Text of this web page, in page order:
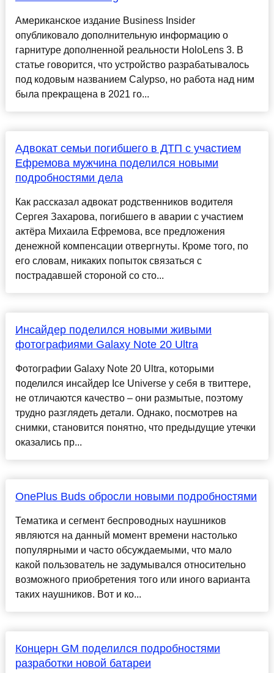
Американское издание Business Insider
опубликовало дополнительную информацию о
гарнитуре дополненной реальности HoloLens 3. В
статье говорится, что устройство разрабатывалось
под кодовым названием Calypso, но работа над ним
была прекращена в 2021 го...
Адвокат семьи погибшего в ДТП с участием
Ефремова мужчина поделился новыми
подробностями дела
Как рассказал адвокат родственников водителя
Сергея Захарова, погибшего в аварии с участием
актёра Михаила Ефремова, все предложения
денежной компенсации отвергнуты. Кроме того, по
его словам, никаких попыток связаться с
пострадавшей стороной со сто...
Инсайдер поделился новыми живыми
фотографиями Galaxy Note 20 Ultra
Фотографии Galaxy Note 20 Ultra, которыми
поделился инсайдер Ice Universe у себя в твиттере,
не отличаются качество – они размытые, поэтому
трудно разглядеть детали. Однако, посмотрев на
снимки, становится понятно, что предыдущие утечки
оказались пр...
OnePlus Buds обросли новыми подробностями
Тематика и сегмент беспроводных наушников
являются на данный момент времени настолько
популярными и часто обсуждаемыми, что мало
какой пользователь не задумывался относительно
возможного приобретения того или иного варианта
таких наушников. Вот и ко...
Концерн GM поделился подробностями
разработки новой батареи